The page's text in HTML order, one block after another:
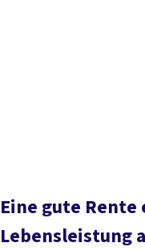
Eine gute
Lebensleistung